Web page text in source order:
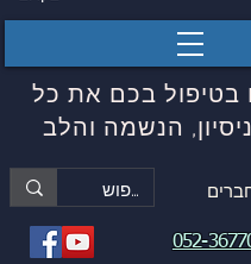
בטיפול בכם את כל
הנשמה והלב
052-